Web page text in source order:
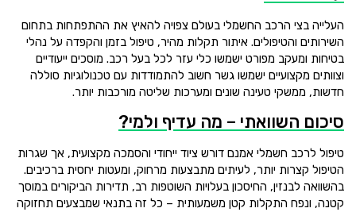
העלייה בצי הרכב החשמלי בעולם צפויה להאיץ את ההתפתחות בתחום
השירותים והטיפולים. איתור תקלות מהיר, טיפול בזמן והקפדה על נהלי
בטיחות ומעקב מפורט ישמשו כלי עזר לכל בעל רכב. מוסכים ייעודיים
וצוותים מקצועיים ישמשו גשר חשוב להתמודדות עם טכנולוגיות סוללה
חדשות, ממשקי טעינה שונים ומערכות שליטה מורכבות יותר.
סיכום השוואתי – מה עדיף ולמי?
טיפול לרכב חשמלי אמנם דורש ציוד ייחודי והסמכה מקצועית, אך שגרות
הטיפול קצרות יותר, לעיתים מתבצעות מרחוק, ומעטות יחסית ברכיבים.
בהשוואה לבנזין, החיסכון בעלויות השוטפות רב, תדירות הביקורים במוסך
קטנה, ונפח התקלות קטן משמעותית – כל זה בתנאי שמבצעים תחזוקה